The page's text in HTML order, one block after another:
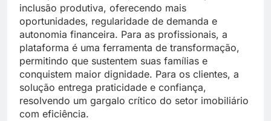
inclusão produtiva, oferecendo mais
oportunidades, regularidade de demanda e
autonomia financeira. Para as profissionais, a
plataforma é uma ferramenta de transformação,
permitindo que sustentem suas famílias e
conquistem maior dignidade. Para os clientes, a
solução entrega praticidade e confiança,
resolvendo um gargalo crítico do setor imobiliário
com eficiência.